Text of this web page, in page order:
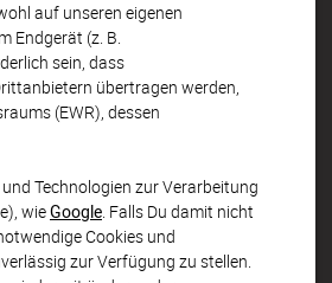
auf unseren eigenen
Endgerät (z. B.
sein, dass
übertragen werden,
(EWR), dessen
Technologien zur Verarbeitung
wieGoogle. Falls Du damit nicht
Cookies und
zur Verfügung zu stellen.